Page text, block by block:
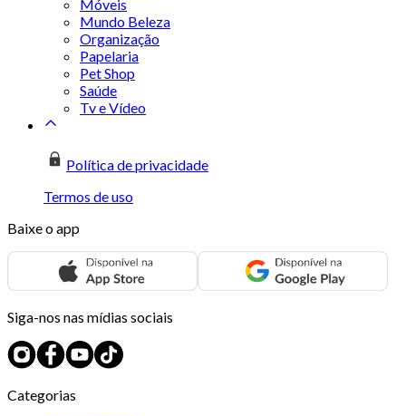
Móveis
Mundo Beleza
Organização
Papelaria
Pet Shop
Saúde
Tv e Vídeo
Política de privacidade
Termos de uso
Baixe o app
Siga-nos nas mídias sociais
Categorias